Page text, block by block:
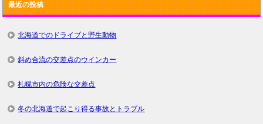
最近の投稿
北海道でのドライブと野生動物
斜め合流の交差点のウインカー
札幌市内の危険な交差点
冬の北海道で起こり得る事故とトラブル